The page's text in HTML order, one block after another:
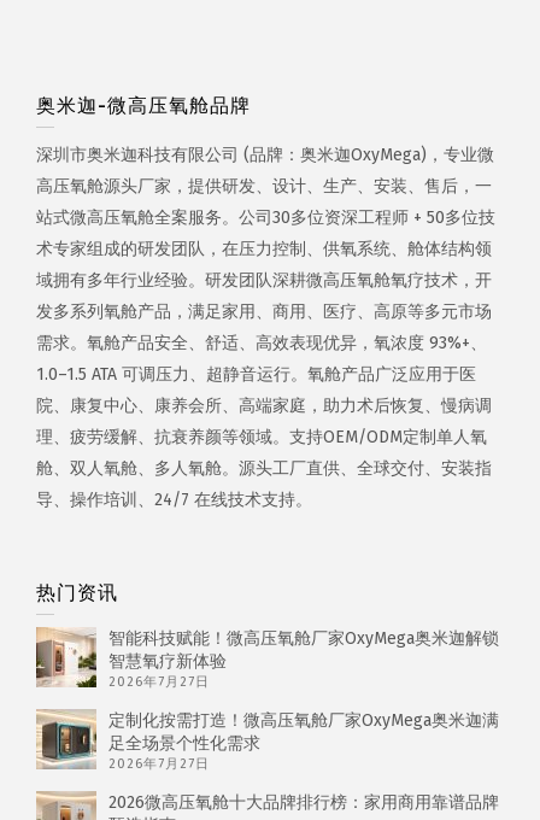
奥米迦-微高压氧舱品牌
深圳市奥米迦科技有限公司 (品牌：奥米迦OxyMega)，专业微
高压氧舱源头厂家，提供研发、设计、生产、安装、售后，一
站式微高压氧舱全案服务。公司30多位资深工程师 + 50多位技
术专家组成的研发团队，在压力控制、供氧系统、舱体结构领
域拥有多年行业经验。研发团队深耕微高压氧舱氧疗技术，开
发多系列氧舱产品，满足家用、商用、医疗、高原等多元市场
需求。氧舱产品安全、舒适、高效表现优异，氧浓度 93%+、
1.0–1.5 ATA 可调压力、超静音运行。氧舱产品广泛应用于医
院、康复中心、康养会所、高端家庭，助力术后恢复、慢病调
理、疲劳缓解、抗衰养颜等领域。支持OEM/ODM定制单人氧
舱、双人氧舱、多人氧舱。源头工厂直供、全球交付、安装指
导、操作培训、24/7 在线技术支持。
热门资讯
智能科技赋能！微高压氧舱厂家OxyMega奥米迦解锁
智慧氧疗新体验
2026年7月27日
定制化按需打造！微高压氧舱厂家OxyMega奥米迦满
足全场景个性化需求
2026年7月27日
2026微高压氧舱十大品牌排行榜：家用商用靠谱品牌